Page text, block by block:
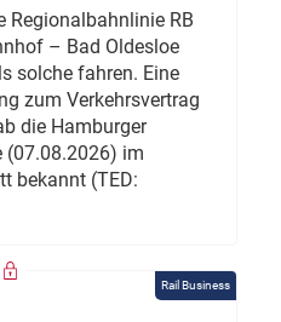
Regionalbahnlinie RB
– Bad Oldesloe
solche fahren. Eine
zum Verkehrsvertrag
die Hamburger
(07.08.2026) im
bekannt (TED:
Rail Business